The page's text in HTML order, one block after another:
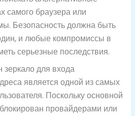
самого браузера или
Безопасность должна быть
и любые компромиссы в
серьезные последствия.
зеркало для входа
является одной из самых
Поскольку основной
провайдерами или